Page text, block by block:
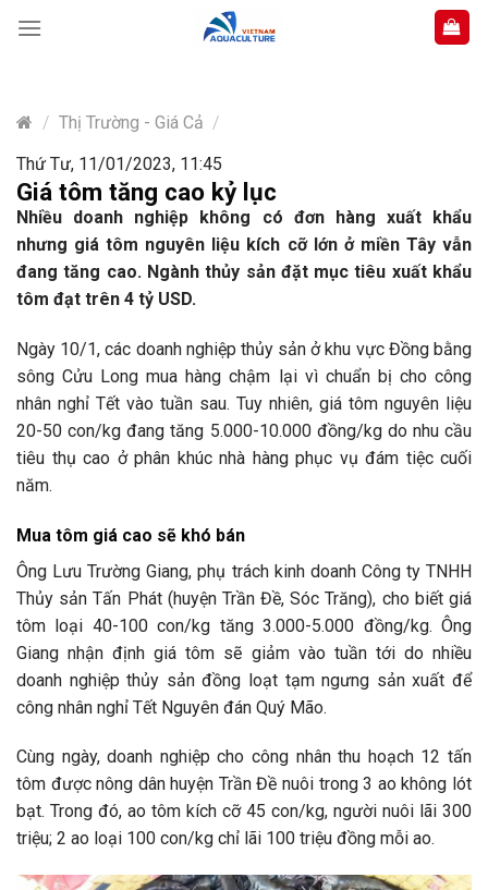
content
/ Thị Trường - Giá Cả /
Thứ Tư, 11/01/2023, 11:45
Giá tôm tăng cao kỷ lục
Nhiều doanh nghiệp không có đơn hàng xuất khẩu
nhưng giá tôm nguyên liệu kích cỡ lớn ở miền Tây vẫn
đang tăng cao. Ngành thủy sản đặt mục tiêu xuất khẩu
tôm đạt trên 4 tỷ USD.
Ngày 10/1, các doanh nghiệp thủy sản ở khu vực Đồng bằng
sông Cửu Long mua hàng chậm lại vì chuẩn bị cho công
nhân nghỉ Tết vào tuần sau. Tuy nhiên, giá tôm nguyên liệu
20-50 con/kg đang tăng 5.000-10.000 đồng/kg do nhu cầu
tiêu thụ cao ở phân khúc nhà hàng phục vụ đám tiệc cuối
năm.
Mua tôm giá cao sẽ khó bán
Ông Lưu Trường Giang, phụ trách kinh doanh Công ty TNHH
Thủy sản Tấn Phát (huyện Trần Đề, Sóc Trăng), cho biết giá
tôm loại 40-100 con/kg tăng 3.000-5.000 đồng/kg. Ông
Giang nhận định giá tôm sẽ giảm vào tuần tới do nhiều
doanh nghiệp thủy sản đồng loạt tạm ngưng sản xuất để
công nhân nghỉ Tết Nguyên đán Quý Mão.
Cùng ngày, doanh nghiệp cho công nhân thu hoạch 12 tấn
tôm được nông dân huyện Trần Đề nuôi trong 3 ao không lót
bạt. Trong đó, ao tôm kích cỡ 45 con/kg, người nuôi lãi 300
triệu; 2 ao loại 100 con/kg chỉ lãi 100 triệu đồng mỗi ao.